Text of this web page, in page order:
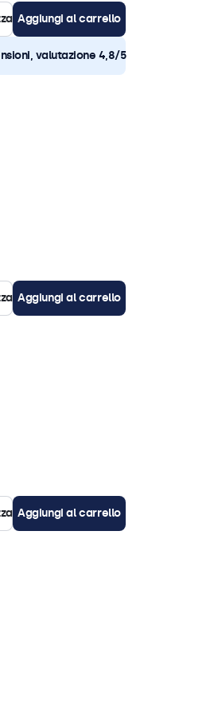
Aggiungi al carrello
valutazione 4,8/5
Aggiungi al carrello
Aggiungi al carrello